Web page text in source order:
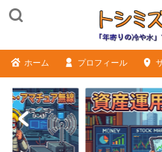
ホーム プロフィール